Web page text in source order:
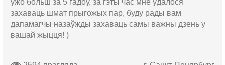
ўжо больш за 5 гадоў, за гэты час мне ўдалося
захаваць шмат прыгожых пар, буду рады вам
дапамагчы назаўжды захаваць самы важны дзень у
вашай жыцця! )